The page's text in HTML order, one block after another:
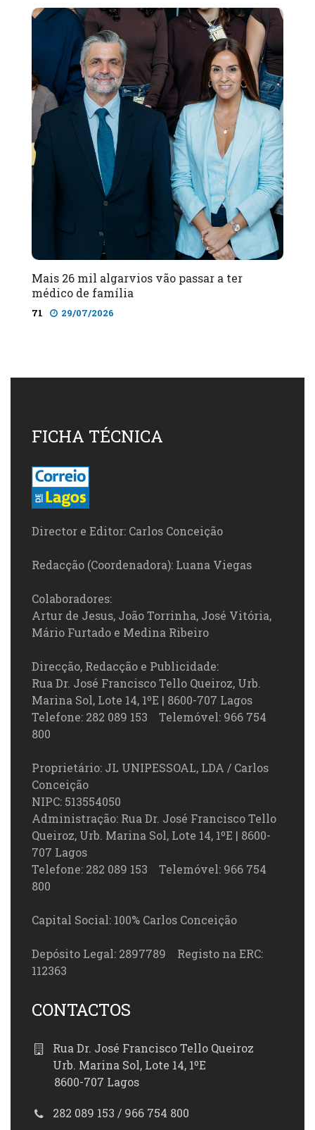
Mais 26 mil algarvios vão passar a ter
médico de família
71 29/07/2026
FICHA TÉCNICA
Director e Editor: Carlos Conceição
Redacção (Coordenadora): Luana Viegas
Colaboradores:
Artur de Jesus, João Torrinha, José Vitória,
Mário Furtado e Medina Ribeiro
Direcção, Redacção e Publicidade:
Rua Dr. José Francisco Tello Queiroz, Urb.
Marina Sol, Lote 14, 1ºE | 8600-707 Lagos
Telefone: 282 089 153 Telemóvel: 966 754
800
Proprietário: JL UNIPESSOAL, LDA / Carlos
Conceição
NIPC: 513554050
Administração: Rua Dr. José Francisco Tello
Queiroz, Urb. Marina Sol, Lote 14, 1ºE | 8600-
707 Lagos
Telefone: 282 089 153 Telemóvel: 966 754
800
Capital Social: 100% Carlos Conceição
Depósito Legal: 2897789 Registo na ERC:
112363
CONTACTOS
Rua Dr. José Francisco Tello Queiroz
Urb. Marina Sol, Lote 14, 1ºE
8600-707 Lagos
282 089 153 / 966 754 800